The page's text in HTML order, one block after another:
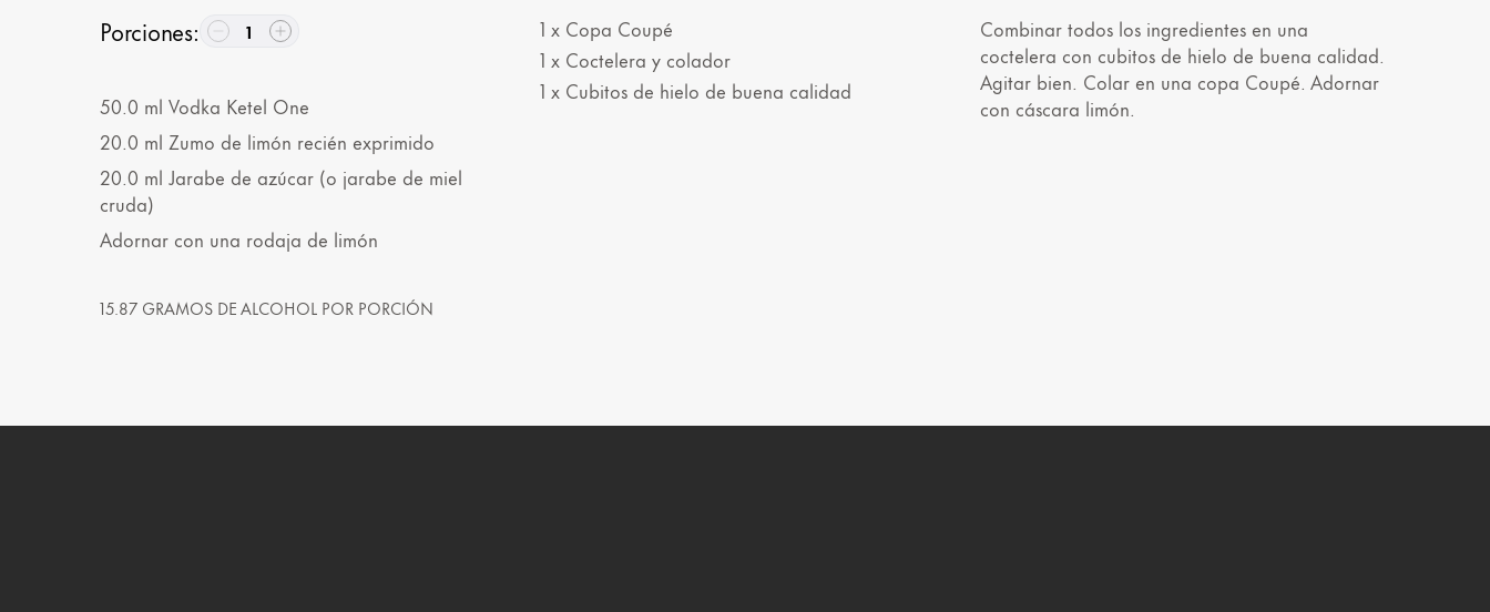
Porciones: 1
50.0 ml Vodka Ketel One
20.0 ml Zumo de limón recién exprimido
20.0 ml Jarabe de azúcar (o jarabe de miel
cruda)
Adornar con una rodaja de limón
15.87 GRAMOS DE ALCOHOL POR PORCIÓN
1 x Copa Coupé
1 x Coctelera y colador
1 x Cubitos de hielo de buena calidad
Combinar todos los ingredientes en una
coctelera con cubitos de hielo de buena calidad.
Agitar bien. Colar en una copa Coupé. Adornar
con cáscara limón.